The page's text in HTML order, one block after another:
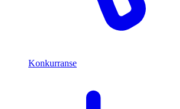
Konkurranse